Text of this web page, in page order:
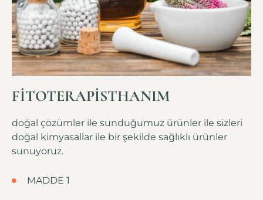
FİTOTERAPİSTHANIM
doğal çözümler ile sunduğumuz ürünler ile sizleri
doğal kimyasallar ile bir şekilde sağlıklı ürünler
sunuyoruz.
MADDE 1